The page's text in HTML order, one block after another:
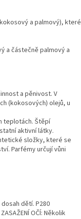
a palmový), které
a částečně palmový a
a pěnivost. V
(kokosových) olejů, u
teplotách. Štěpí
aktivní látky.
složky, které se
Parfémy určují vůni
dětí. P280
OČÍ: Několik